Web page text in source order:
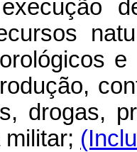
drogas,